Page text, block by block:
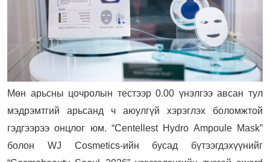
Мөн арьсны цочролын тестээр 0.00 үнэлгээ авсан тул
мэдрэмтгий арьсанд ч аюулгүй хэрэглэх боломжтой
гэдгээрээ онцлог юм. “Centellest Hydro Ampoule Mask”
болон WJ Cosmetics-ийн бусад бүтээгдэхүүнийг